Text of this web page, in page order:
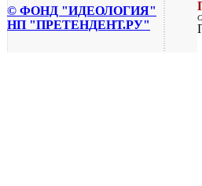
© ФОНД "ИДЕОЛОГИЯ"
НП "ПРЕТЕНДЕНТ.РУ"